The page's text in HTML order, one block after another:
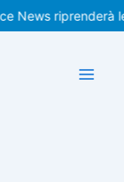
riprenderà le